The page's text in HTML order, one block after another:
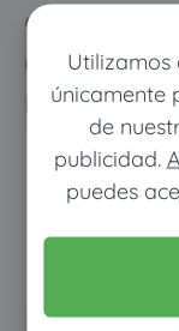
únicamente
de
publicidad.
puedes
cuando
como con
normal